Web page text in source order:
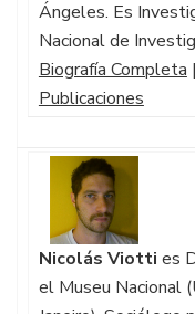
Ángeles. Es
Nacional de
Biografía Completa
Publicaciones
Nicolás Viotti es
el Museu Nacional